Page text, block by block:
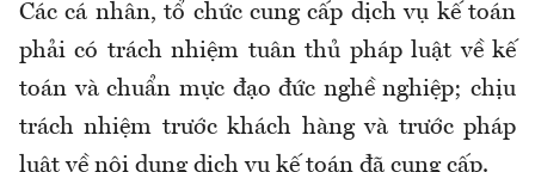
Các cá nhân, tổ chức cung cấp dịch vụ kế toán
phải có trách nhiệm tuân thủ pháp luật về kế
toán và chuẩn mực đạo đức nghề nghiệp; chịu
trách nhiệm trước khách hàng và trước pháp
luật về nội dung dịch vụ kế toán đã cung cấp.